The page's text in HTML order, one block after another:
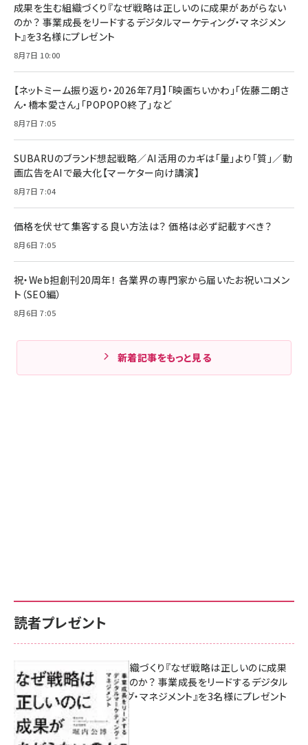
成果を生む組織づくり『なぜ戦略は正しいのに成果があがらない
のか？ 事業成長をリードするデジタルマーケティング・マネジメン
ト』を3名様にプレゼント
8月7日 10:00
【ネットミーム振り返り・2026年7月】「映画ちいかわ」「佐藤二朗さ
ん・橋本愛さん」「POPOPO終了」など
8月7日 7:05
SUBARUのブランド想起戦略／AI活用のカギは「量」より「質」／動
画広告をAIで最大化【マーケター向け講演】
8月7日 7:04
価格を伏せて集客する良い方法は？ 価格は必ず記載すべき？
8月6日 7:05
祝・Web担創刊20周年！ 各業界の専門家から届いたお祝いコメン
ト（SEO編）
8月6日 7:05
新着記事をもっと見る
読者プレゼント
成果を生む組織づくり『なぜ戦略は正しいのに成果
があがらないのか？ 事業成長をリードするデジタル
マーケティング・マネジメント』を3名様にプレゼント
8月7日 10:00